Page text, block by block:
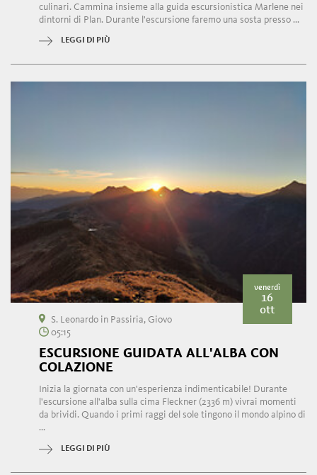
culinari. Cammina insieme alla guida escursionistica Marlene nei
dintorni di Plan. Durante l'escursione faremo una sosta presso ...
LEGGI DI PIÙ
venerdì
16
ott
S. Leonardo in Passiria, Giovo
05:15
ESCURSIONE GUIDATA ALL'ALBA CON
COLAZIONE
Inizia la giornata con un'esperienza indimenticabile! Durante
l'escursione all'alba sulla cima Fleckner (2336 m) vivrai momenti
da brividi. Quando i primi raggi del sole tingono il mondo alpino di
...
LEGGI DI PIÙ